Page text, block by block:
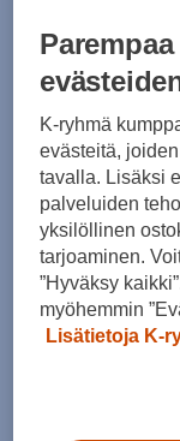
Kokotaulukko
K-ryhmä
evästeitä,
tavalla. Lisäksi
palveluiden
yksilöllinen
tarjoaminen.
”Hyväksy
myöhemmin
Lisätietoja K-